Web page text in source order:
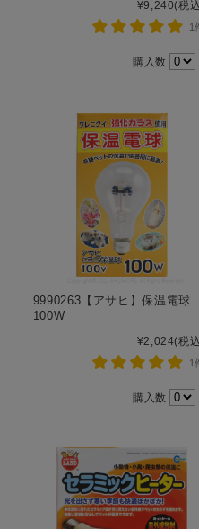
¥9,240(税
1
購入数
9990263【アサヒ】保温電球
100W
¥2,024(税
1
購入数